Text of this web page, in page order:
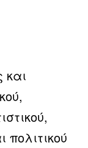
και
πολιτικού